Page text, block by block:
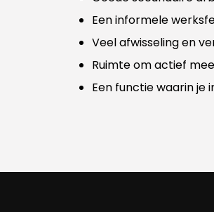
Een informele
Veel afwisseling en
Ruimte om actief
Een functie waarin je